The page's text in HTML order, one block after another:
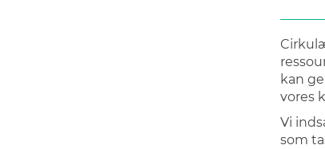
kan
vores
Vi
som